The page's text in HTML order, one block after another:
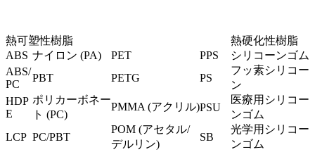
熱可塑性樹脂
熱硬化性樹脂
ABS ナイロン (PA) PET PPS
シリコーンゴム
ABS/
PC
PBT PETG PS
フッ素シリコー
ン
HDP
E
ポリカーボネー
ト (PC)
PMMA (アクリル)PSU
医療用シリコー
ンゴム
LCP PC/PBT
POM (アセタル/
デルリン)
SB
光学用シリコー
ンゴム